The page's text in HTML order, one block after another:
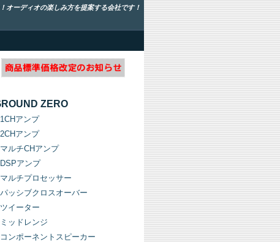
オーディオの楽しみ方を提案する会社です！
ZERO
1CHアンプ
2CHアンプ
マルチCHアンプ
DSPアンプ
マルチプロセッサー
パッシブクロスオーバー
ツイーター
ミッドレンジ
コンポーネントスピーカー